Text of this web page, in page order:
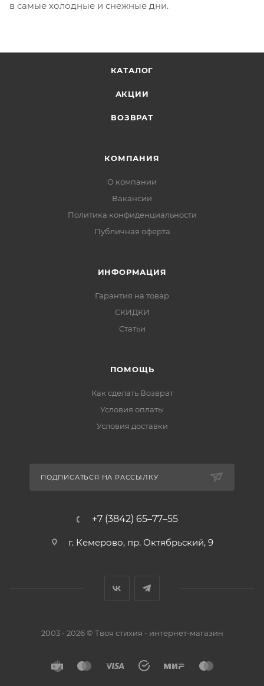
в самые холодные и снежные дни.
КАТАЛОГ
АКЦИИ
ВОЗВРАТ
КОМПАНИЯ
О компании
Вакансии
Политика конфиденциальности
Публичная оферта
ИНФОРМАЦИЯ
Гарантия на товар
СКИДКИ
Статьи
ПОМОЩЬ
Как сделать Возврат
Условия оплаты
Условия доставки
ПОДПИСАТЬСЯ НА РАССЫЛКУ
+7 (3842) 65–77–55
г. Кемерово, пр. Октябрьский, 9
2003 - 2026 © Твоя стихия - интернет-магазин